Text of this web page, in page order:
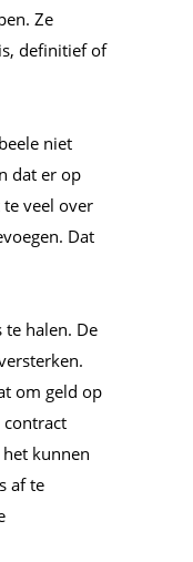
Ze
definitief of
niet
dat er op
veel over
Dat
halen. De
om geld op
contract
kunnen
af te